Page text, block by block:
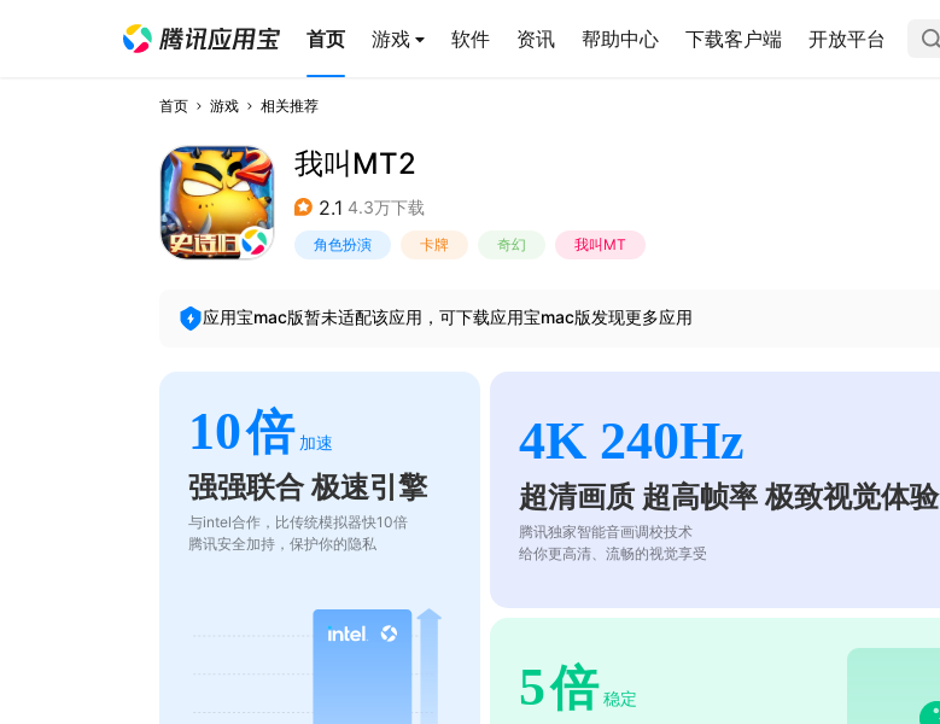
首页 游戏 软件 资讯 帮助中心 下载客户端 开放平台
首页 游戏 相关推荐
我叫MT2
2.1 4.3万下载
角色扮演 卡牌 奇幻 我叫MT
应用宝mac版暂未适配该应用，可下载应用宝mac版发现更多应用
10倍 加速
强强联合 极速引擎
与intel合作，比传统模拟器快10倍
腾讯安全加持，保护你的隐私
4K 240Hz
超清画质 超高帧率 极致视觉体验
腾讯独家智能音画调校技术
给你更高清、流畅的视觉享受
5倍 稳定